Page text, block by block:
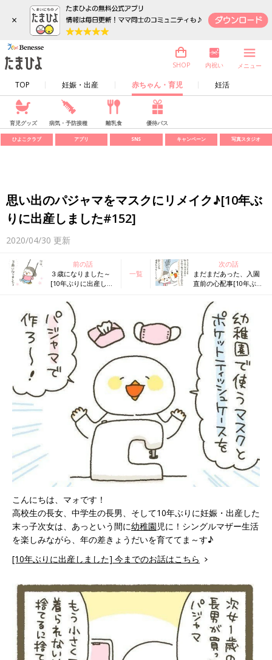
×
TOP 妊娠・出産 赤ちゃん・育児 妊活
SHOP 内祝い メニュー
育児グッズ 病気・予防接種 離乳食 優待パス
ひよこクラブ アプリ SNS キャンペーン 写真スタジオ
思い出のパジャマをマスクにリメイク♪[10年ぶ
りに出産しました#152]
2020/04/30 更新
前の話
３歳になりました～
[10年ぶりに出産しま
一覧
次の話
まだまだあった、入園
直前の心配事[10年ぶり
こんにちは、マォです！
高校生の長女、中学生の長男、そして10年ぶりに妊娠・出産した
末っ子次女は、あっという間に幼稚園児に！シングルマザー生活
を楽しみながら、年の差きょうだいを育ててま～す♪
[10年ぶりに出産しました] 今までのお話はこちら